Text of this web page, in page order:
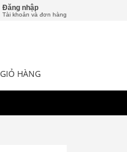
Đăng nhập
Tài khoản và đơn hàng
GIỎ HÀNG